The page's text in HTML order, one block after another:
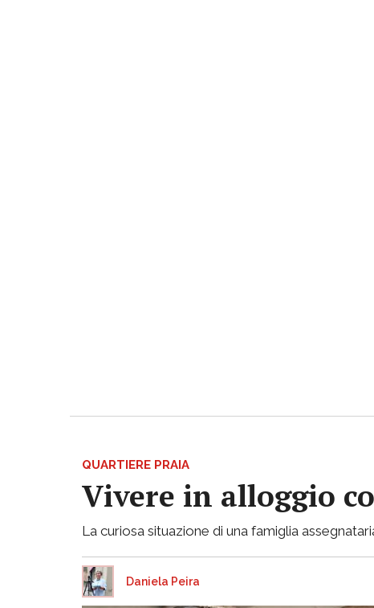
QUARTIERE PRAIA
Vivere in alloggio
La curiosa situazione di una famiglia
Daniela Peira